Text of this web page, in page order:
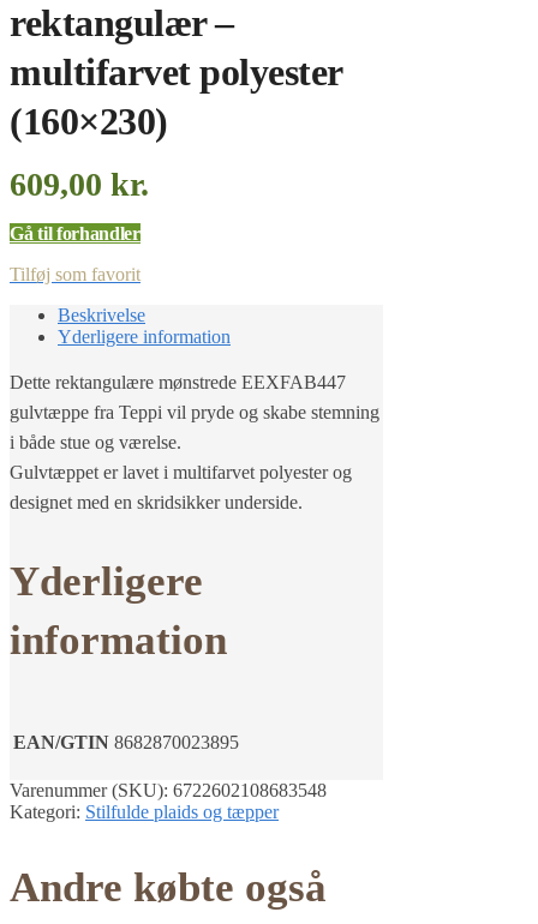
rektangulær –
multifarvet polyester
(160×230)
609,00 kr.
Gå til forhandler
Tilføj som favorit
Beskrivelse
Yderligere information
Dette rektangulære mønstrede EEXFAB447
gulvtæppe fra Teppi vil pryde og skabe stemning
i både stue og værelse.
Gulvtæppet er lavet i multifarvet polyester og
designet med en skridsikker underside.
Yderligere
information
EAN/GTIN 8682870023895
Varenummer (SKU): 6722602108683548
Kategori: Stilfulde plaids og tæpper
Andre købte også